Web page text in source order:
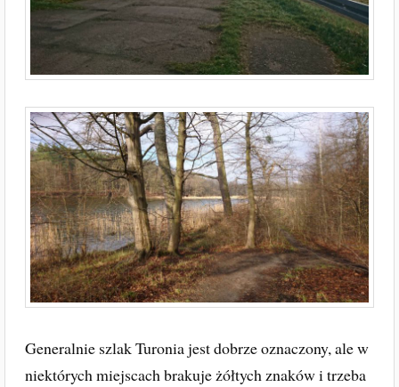
Generalnie szlak Turonia jest dobrze oznaczony, ale w
niektórych miejscach brakuje żółtych znaków i trzeba